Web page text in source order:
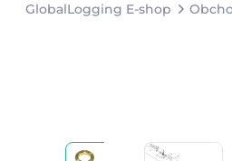
GlobalLogging E-shop